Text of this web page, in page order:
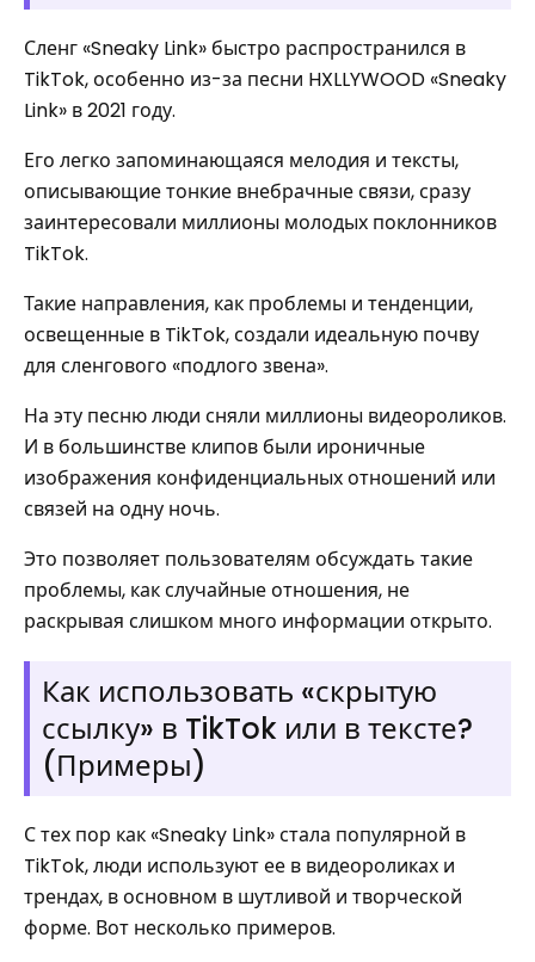
Сленг «Sneaky Link» быстро распространился в
TikTok, особенно из-за песни HXLLYWOOD «Sneaky
Link» в 2021 году.
Его легко запоминающаяся мелодия и тексты,
описывающие тонкие внебрачные связи, сразу
заинтересовали миллионы молодых поклонников
TikTok.
Такие направления, как проблемы и тенденции,
освещенные в TikTok, создали идеальную почву
для сленгового «подлого звена».
На эту песню люди сняли миллионы видеороликов.
И в большинстве клипов были ироничные
изображения конфиденциальных отношений или
связей на одну ночь.
Это позволяет пользователям обсуждать такие
проблемы, как случайные отношения, не
раскрывая слишком много информации открыто.
Как использовать «скрытую
ссылку» в TikTok или в тексте?
(Примеры)
С тех пор как «Sneaky Link» стала популярной в
TikTok, люди используют ее в видеороликах и
трендах, в основном в шутливой и творческой
форме. Вот несколько примеров.